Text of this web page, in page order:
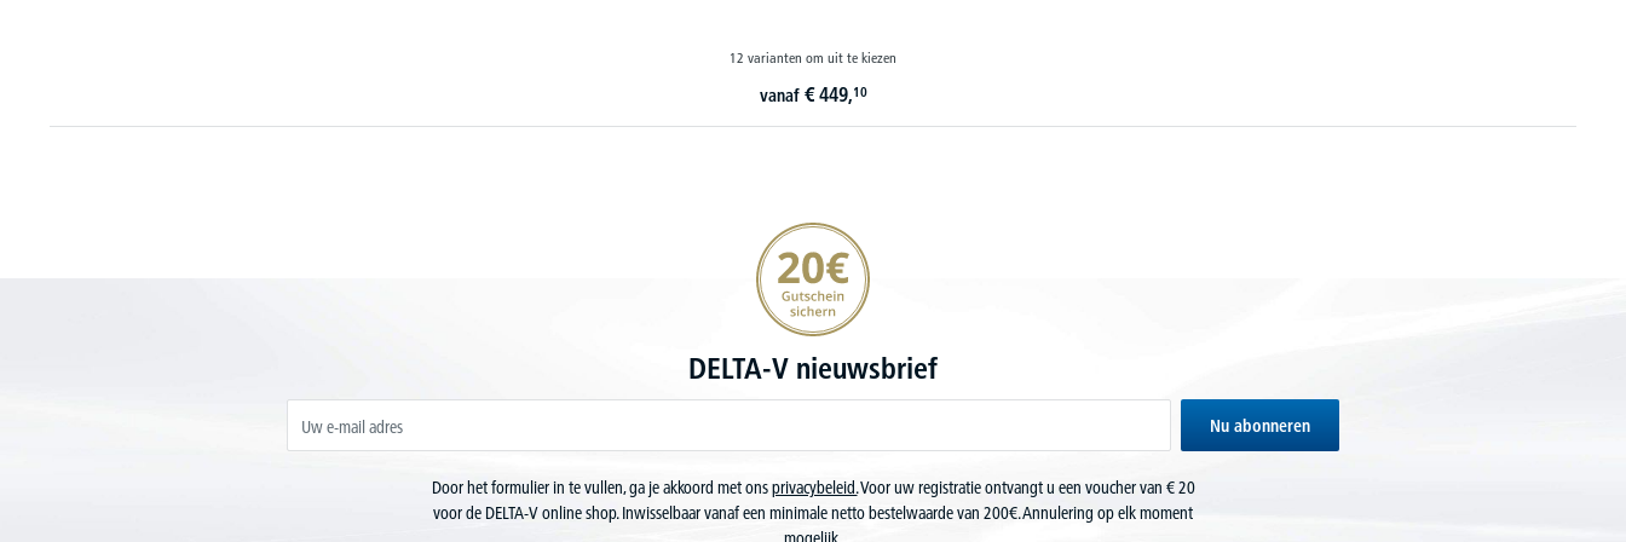
12 varianten om uit te kiezen
vanaf € 314,09
20€ korting verzekeren
DELTA-V nieuwsbrief
Nu abonneren
Door het formulier in te vullen, ga je akkoord met onsprivacybeleid.Voor uw registratie ontvangt u een voucher van € 20
voor de DELTA-V online shop. Inwisselbaar vanaf een minimale netto bestelwaarde van 200€. Annulering op elk moment